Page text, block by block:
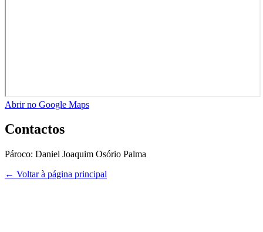
Abrir no Google Maps
Contactos
Pároco: Daniel Joaquim Osório Palma
← Voltar à página principal